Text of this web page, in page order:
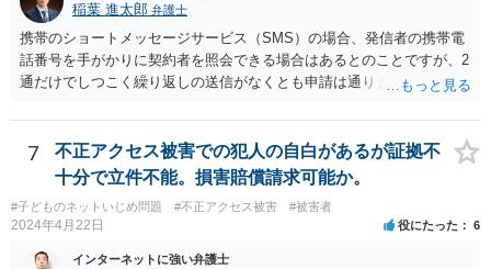
稲葉 進太郎 弁護士
携帯のショートメッセージサービス（SMS）の場合、発信者の携帯電
話番号を手がかりに契約者を照会できる場合はあるとのことですが、2
通だけでしつこく繰り返しの送信がなくとも申請は通りますか？ →内
るでしょう。 また内容が過激でなくても、弁護士さんに依頼できます
か？ →過激かどうかではなく、権利侵害がある場合、弁護士が依頼に
応じるでしょう。個々の弁護士が具体的内容を伺って決めることとな
ります。 私の親が浮気してるって聞いたというメールがきて、そのあ
とに間違ったという内容です。 これは名誉毀損やプライバシーに触り
ますかか？ →まず、１対１でSMSが送信されたという状況であれば、
公然性という要件を欠き、名誉毀損とならないでしょう。また、「私
7
不正アクセス被害での犯人の自白があるが証拠不
十分で立件不能。損害賠償請求可能か。
#子どものネットいじめ問題 #不正アクセス被害 #被害者
2024年4月22日 役にたった 6
インターネットに強い弁護士